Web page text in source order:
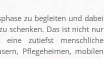
zu begleiten und dabei
schenken. Das ist nicht nur
eine zutiefst menschliche
Pflegeheimen, mobilen